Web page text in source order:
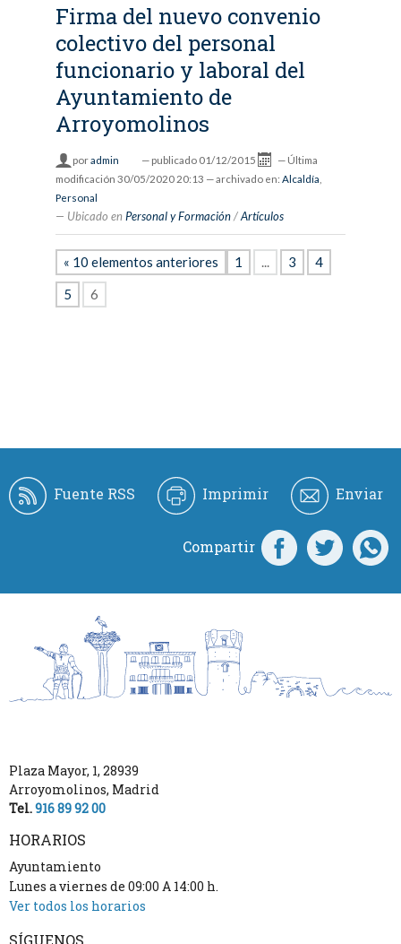
Firma del nuevo convenio
colectivo del personal
funcionario y laboral del
Ayuntamiento de
Arroyomolinos
poradmin — publicado 01/12/2015 — Última
modificación 30/05/2020 20:13 — archivado en: Alcaldía
Personal
Ubicado en Personal y Formación /Artículos
« 10 elementos anteriores 1 ... 3
4
5
6
Fuente RSS Imprimir Enviar
Compartir
Plaza Mayor, 1, 28939
Arroyomolinos, Madrid
Tel.916 89 92 00
HORARIOS
Ayuntamiento
Lunes a viernes de 09:00 A 14:00 h.
Ver todos los horarios
SÍGUENOS